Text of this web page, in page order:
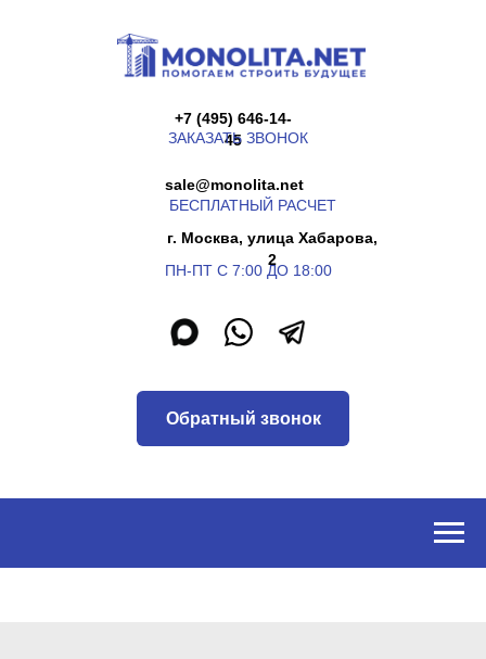
г. Москва, улица Хабарова,
ПН-ПТ С 7:00 ДО 18:00
45
ЗАКАЗАТЬ ЗВОНОК
БЕСПЛАТНЫЙ РАСЧЕТ